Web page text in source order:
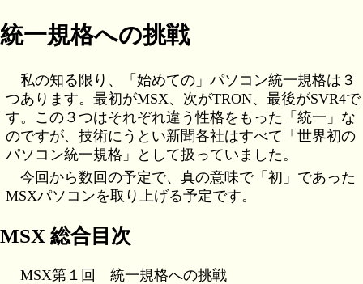
統一規格への挑戦
私の知る限り、「始めての」パソコン統一規格は３
つあります。最初がMSX、次がTRON、最後がSVR4で
す。この３つはそれぞれ違う性格をもった「統一」な
のですが、技術にうとい新聞各社はすべて「世界初の
パソコン統一規格」として扱っていました。
今回から数回の予定で、真の意味で「初」であった
MSXパソコンを取り上げる予定です。
MSX 総合目次
MSX第１回 統一規格への挑戦